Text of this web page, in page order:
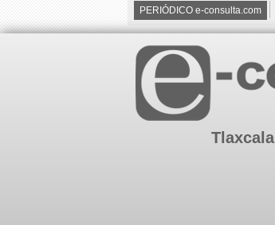
PERIÓDICO e-consulta.com
Tlaxcala